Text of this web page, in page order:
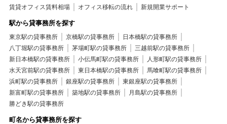
賃貸オフィス賃料相場
オフィス移転の流れ 新規開業サポート
駅から貸事務所を探す
東京駅の貸事務所 京橋駅の貸事務所
日本橋駅の貸事務所
八丁堀駅の貸事務所
茅場町駅の貸事務所
三越前駅の貸事務所
新日本橋駅の貸事務所
小伝馬町駅の貸事務所
人形町駅の貸事務所
水天宮前駅の貸事務所
東日本橋駅の貸事務所
馬喰町駅の貸事務所
浜町駅の貸事務所
銀座駅の貸事務所
東銀座駅の貸事務所
新富町駅の貸事務所
築地駅の貸事務所
月島駅の貸事務所
勝どき駅の貸事務所
町名から貸事務所を探す